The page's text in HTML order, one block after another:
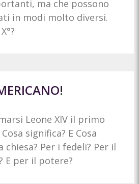
ma che possono
in modi molto diversi.
Leone XIV il primo
significa? E Cosa
chiesa? Per i fedeli? Per il
E per il potere?